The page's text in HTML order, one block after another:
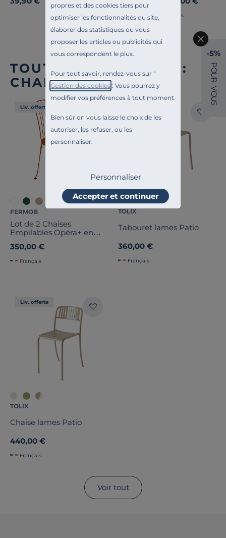
propres et des cookies tiers pour
optimiser les fonctionnalités du site,
élaborer des statistiques ou vous
proposer les articles ou publicités qui
vous correspondent le plus.
Pour tout savoir, rendez-vous sur "
Gestion des cookies". Vous pourrez y
modifier vos préférences à tout moment.
Bien sûr on vous laisse le choix de les
autoriser, les refuser, ou les
personnaliser.
Personnaliser
Accepter et continuer
Français
TOUTE NOTRE OFFRE :
CHAISES DE JARDIN
Liv. offerte
+8
FERMOB
Lot de 2 Chaises
Empilables Opéra+ en
350,00 €
Français
TOLIX
Tabouret lames Patio
360,00 €
Français
Liv. offerte
TOLIX
Chaise lames Patio
440,00 €
Français
Voir tout
-5%
P
O
U
R
V
O
U
S